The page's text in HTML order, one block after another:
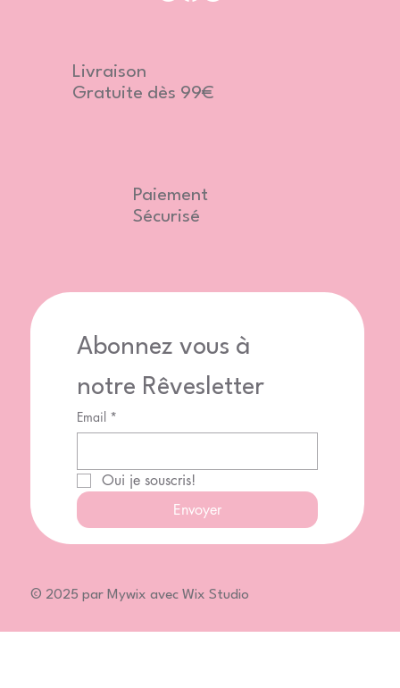
Abonnez vous à
notre Rêvesletter
Email *
Oui je souscris!
Envoyer
Livraison
Gratuite dès 99€
Paiement
Sécurisé
© 2025 par Mywix avec Wix Studio